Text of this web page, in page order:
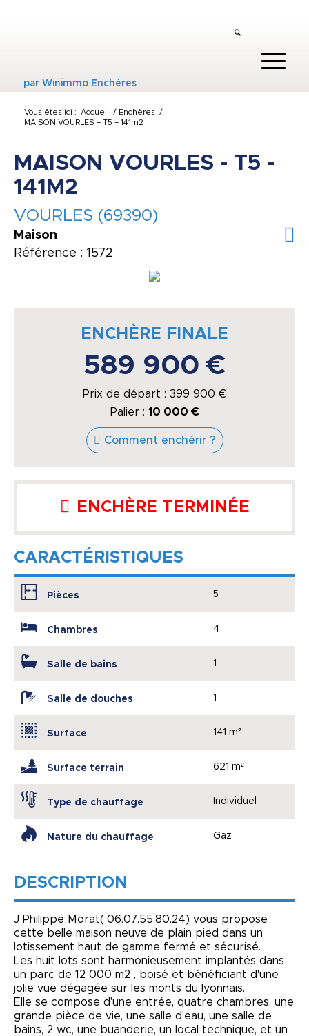
parWinimmo Enchères
Vous êtes ici : Accueil / Enchères
/
MAISON VOURLES – T5 – 141m2
MAISON VOURLES - T5 -
141M2
VOURLES (69390)
Maison
Référence : 1572
ENCHÈRE FINALE
589 900 €
Prix de départ : 399 900 €
Palier : 10 000 €
Comment enchérir ?
ENCHÈRE TERMINÉE
CARACTÉRISTIQUES
Pièces 5
Chambres 4
Salle de bains 1
Salle de douches 1
Surface 141 m²
Surface terrain 621 m²
Type de chauffage Individuel
Nature du chauffage Gaz
DESCRIPTION
J Philippe Morat( 06.07.55.80.24) vous propose
cette belle maison neuve de plain pied dans un
lotissement haut de gamme fermé et sécurisé.
Les huit lots sont harmonieusement implantés dans
un parc de 12 000 m2 , boisé et bénéficiant d'une
jolie vue dégagée sur les monts du lyonnais.
Elle se compose d'une entrée, quatre chambres, une
grande pièce de vie, une salle d'eau, une salle de
bains, 2 wc, une buanderie, un local technique, et un